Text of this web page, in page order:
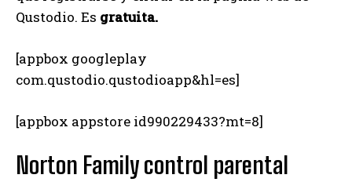
Qustodio. Es gratuita.
[appbox googleplay
com.qustodio.qustodioapp&hl=es]
[appbox appstore id990229433?mt=8]
Norton Family control parental